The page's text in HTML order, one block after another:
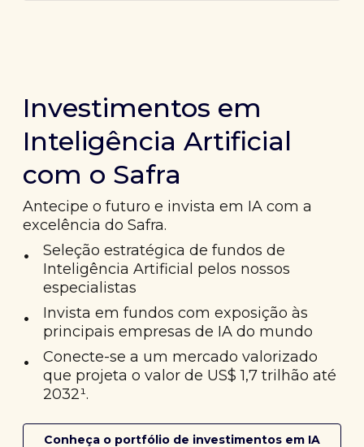
Investimentos em
Inteligência Artificial
com o Safra
Antecipe o futuro e invista em IA com a
excelência do Safra.
•
Seleção estratégica de fundos de
Inteligência Artificial pelos nossos
especialistas
•
Invista em fundos com exposição às
principais empresas de IA do mundo
•
Conecte-se a um mercado valorizado
que projeta o valor de US$ 1,7 trilhão até
2032¹.
Conheça o portfólio de investimentos em IA